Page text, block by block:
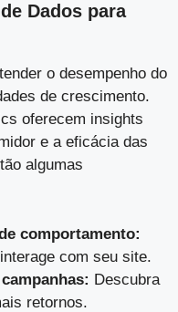
Dados para
o desempenho do
de crescimento.
oferecem insights
e a eficácia das
algumas
comportamento:
com seu site.
Descubra
retornos.